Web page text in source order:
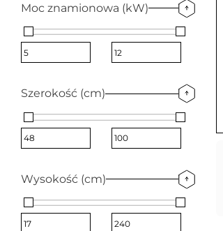
Moc znamionowa (kW)
Szerokość (cm)
Wysokość (cm)